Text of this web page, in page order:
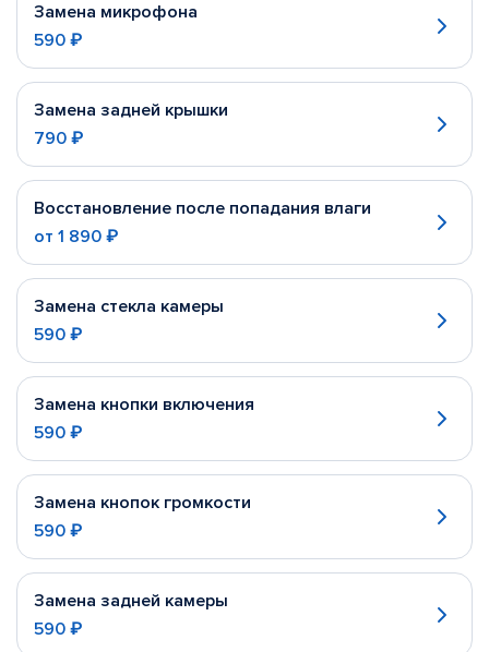
Замена микрофона
590 ₽
Замена задней крышки
790 ₽
Восстановление после попадания влаги
от 1 890 ₽
Замена стекла камеры
590 ₽
Замена кнопки включения
590 ₽
Замена кнопок громкости
590 ₽
Замена задней камеры
590 ₽